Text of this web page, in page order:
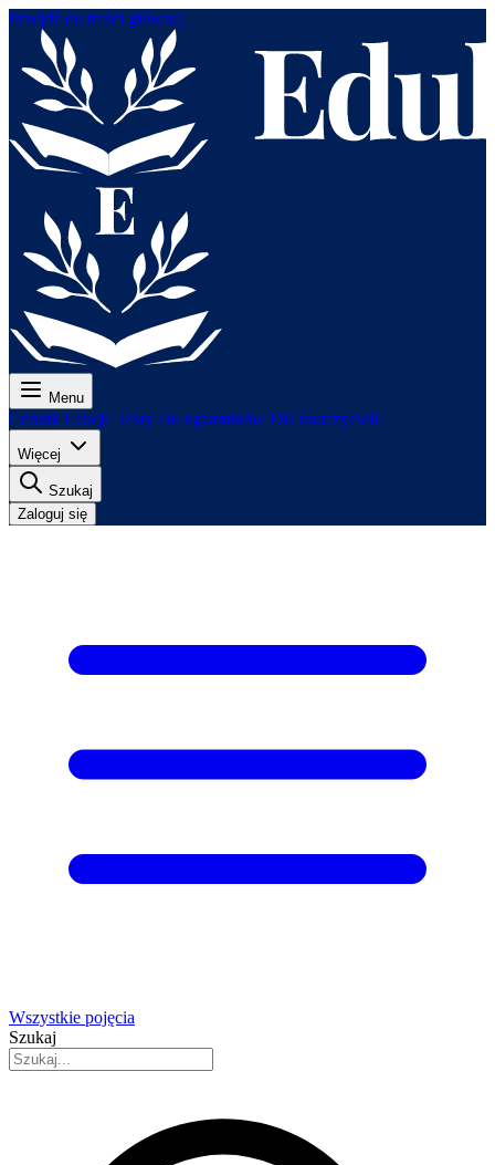
Przejdź do treści głównej
Menu
Cennik Lekcje Testy Do egzaminów Dla nauczycieli
Więcej
Szukaj
Zaloguj się
Wszystkie pojęcia
Szukaj